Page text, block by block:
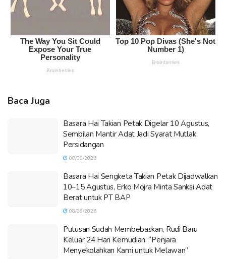
Baca Juga
Basara Hai Takian Petak Digelar 10 Agustus,
Sembilan Mantir Adat Jadi Syarat Mutlak
Persidangan
08/08/2026
Basara Hai Sengketa Takian Petak Dijadwalkan
10–15 Agustus, Erko Mojra Minta Sanksi Adat
Berat untuk PT BAP
08/08/2026
Putusan Sudah Membebaskan, Rudi Baru
Keluar 24 Hari Kemudian: “Penjara
Menyekolahkan Kami untuk Melawan”